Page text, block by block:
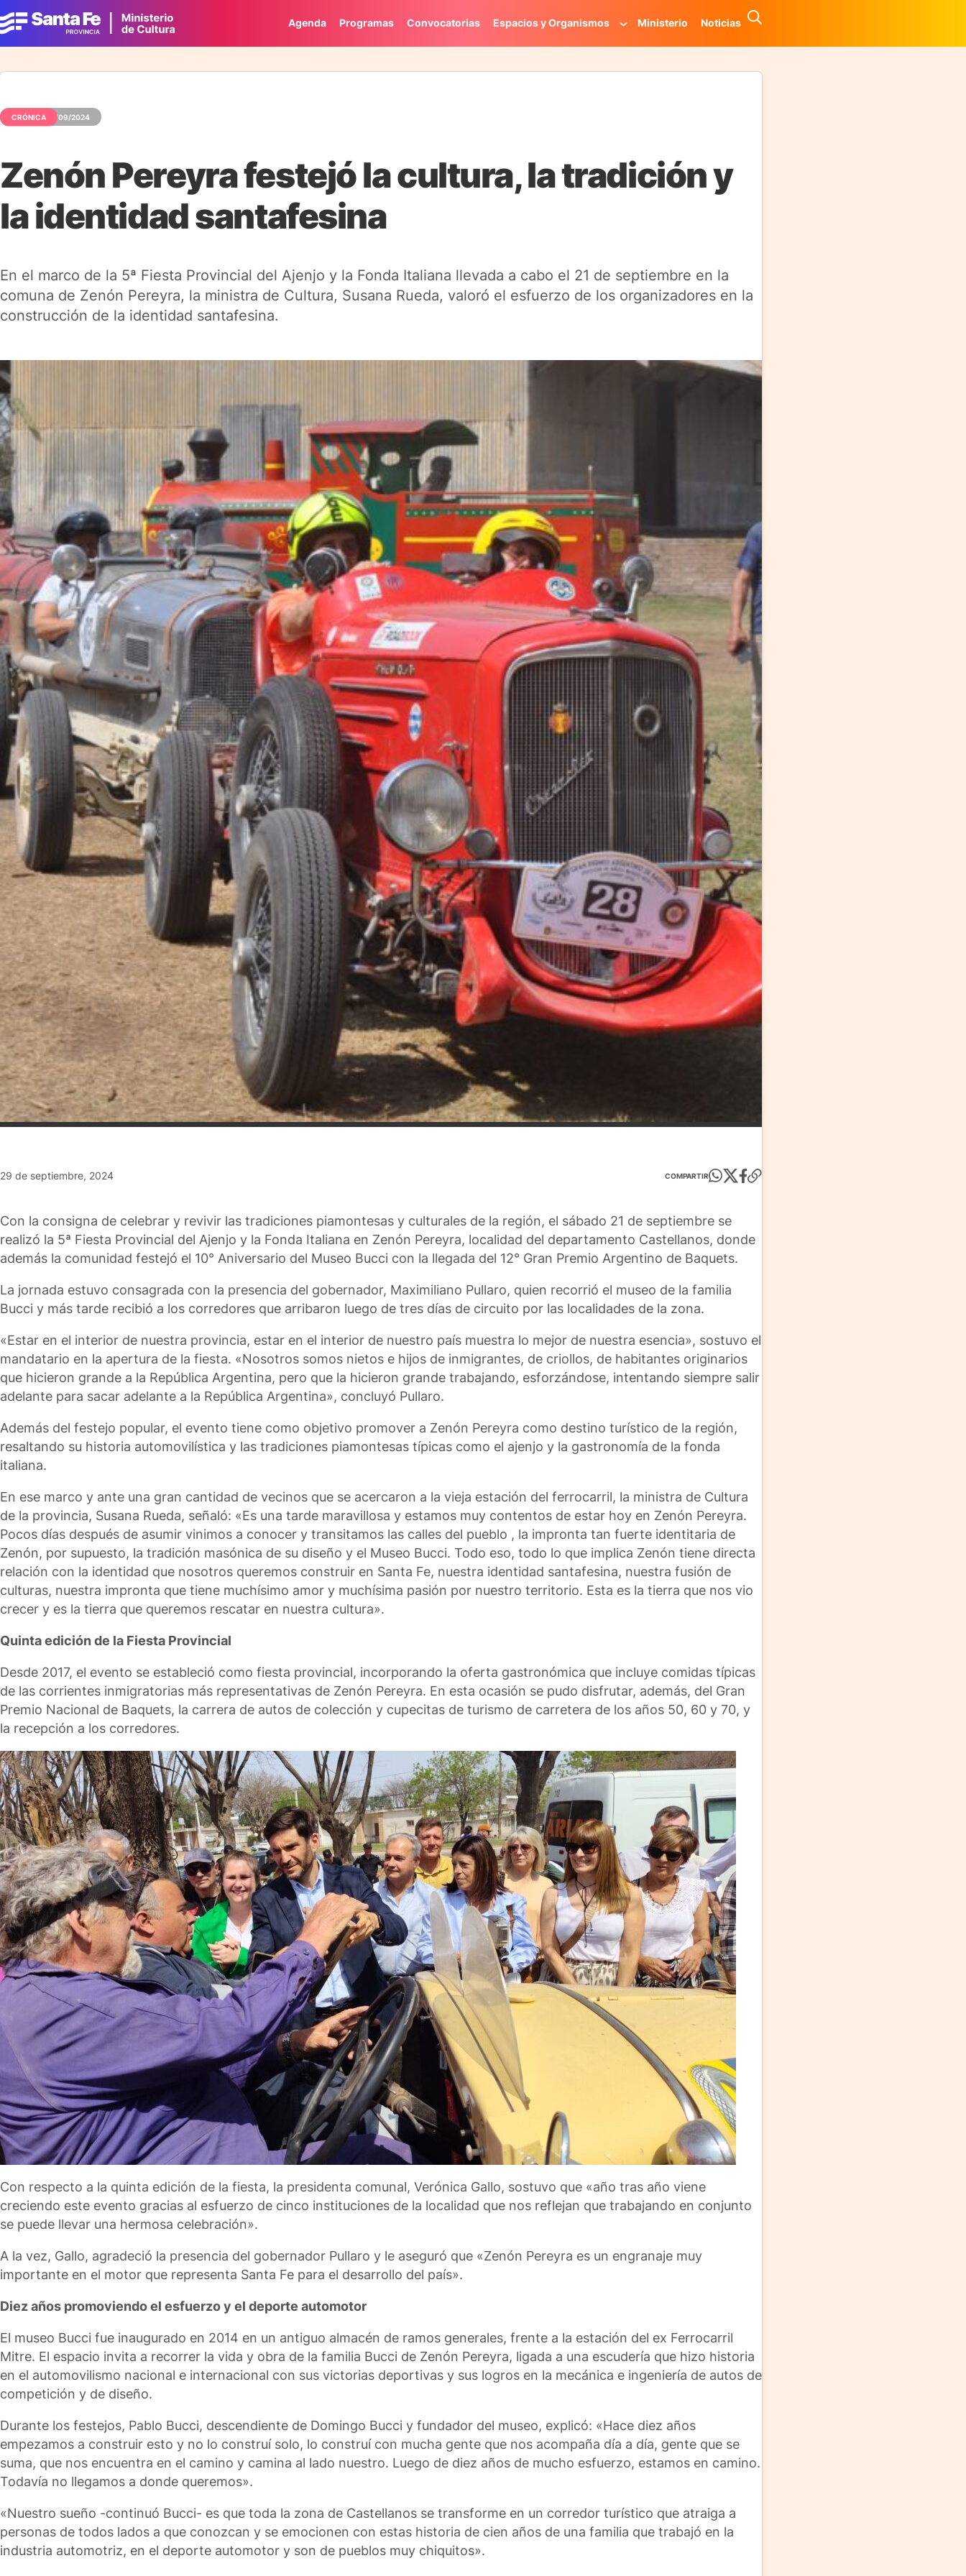
Agenda Programas Convocatorias Espacios y Organismos Ministerio Noticias
CRÓNICA 29/09/2024
Zenón Pereyra festejó la cultura, la tradición y
la identidad santafesina
En el marco de la 5ª Fiesta Provincial del Ajenjo y la Fonda Italiana llevada a cabo el 21 de septiembre en la
comuna de Zenón Pereyra, la ministra de Cultura, Susana Rueda, valoró el esfuerzo de los organizadores en la
construcción de la identidad santafesina.
29 de septiembre, 2024 COMPARTIR
Con la consigna de celebrar y revivir las tradiciones piamontesas y culturales de la región, el sábado 21 de septiembre se
realizó la 5ª Fiesta Provincial del Ajenjo y la Fonda Italiana en Zenón Pereyra, localidad del departamento Castellanos, donde
además la comunidad festejó el 10° Aniversario del Museo Bucci con la llegada del 12° Gran Premio Argentino de Baquets.
La jornada estuvo consagrada con la presencia del gobernador, Maximiliano Pullaro, quien recorrió el museo de la familia
Bucci y más tarde recibió a los corredores que arribaron luego de tres días de circuito por las localidades de la zona.
«Estar en el interior de nuestra provincia, estar en el interior de nuestro país muestra lo mejor de nuestra esencia», sostuvo el
mandatario en la apertura de la fiesta. «Nosotros somos nietos e hijos de inmigrantes, de criollos, de habitantes originarios
que hicieron grande a la República Argentina, pero que la hicieron grande trabajando, esforzándose, intentando siempre salir
adelante para sacar adelante a la República Argentina», concluyó Pullaro.
Además del festejo popular, el evento tiene como objetivo promover a Zenón Pereyra como destino turístico de la región,
resaltando su historia automovilística y las tradiciones piamontesas típicas como el ajenjo y la gastronomía de la fonda
italiana.
En ese marco y ante una gran cantidad de vecinos que se acercaron a la vieja estación del ferrocarril, la ministra de Cultura
de la provincia, Susana Rueda, señaló: «Es una tarde maravillosa y estamos muy contentos de estar hoy en Zenón Pereyra.
Pocos días después de asumir vinimos a conocer y transitamos las calles del pueblo , la impronta tan fuerte identitaria de
Zenón, por supuesto, la tradición masónica de su diseño y el Museo Bucci. Todo eso, todo lo que implica Zenón tiene directa
relación con la identidad que nosotros queremos construir en Santa Fe, nuestra identidad santafesina, nuestra fusión de
culturas, nuestra impronta que tiene muchísimo amor y muchísima pasión por nuestro territorio. Esta es la tierra que nos vio
crecer y es la tierra que queremos rescatar en nuestra cultura».
Quinta edición de la Fiesta Provincial
Desde 2017, el evento se estableció como fiesta provincial, incorporando la oferta gastronómica que incluye comidas típicas
de las corrientes inmigratorias más representativas de Zenón Pereyra. En esta ocasión se pudo disfrutar, además, del Gran
Premio Nacional de Baquets, la carrera de autos de colección y cupecitas de turismo de carretera de los años 50, 60 y 70, y
la recepción a los corredores.
Con respecto a la quinta edición de la fiesta, la presidenta comunal, Verónica Gallo, sostuvo que «año tras año viene
creciendo este evento gracias al esfuerzo de cinco instituciones de la localidad que nos reflejan que trabajando en conjunto
se puede llevar una hermosa celebración».
A la vez, Gallo, agradeció la presencia del gobernador Pullaro y le aseguró que «Zenón Pereyra es un engranaje muy
importante en el motor que representa Santa Fe para el desarrollo del país».
Diez años promoviendo el esfuerzo y el deporte automotor
El museo Bucci fue inaugurado en 2014 en un antiguo almacén de ramos generales, frente a la estación del ex Ferrocarril
Mitre. El espacio invita a recorrer la vida y obra de la familia Bucci de Zenón Pereyra, ligada a una escudería que hizo historia
en el automovilismo nacional e internacional con sus victorias deportivas y sus logros en la mecánica e ingeniería de autos de
competición y de diseño.
Durante los festejos, Pablo Bucci, descendiente de Domingo Bucci y fundador del museo, explicó: «Hace diez años
empezamos a construir esto y no lo construí solo, lo construí con mucha gente que nos acompaña día a día, gente que se
suma, que nos encuentra en el camino y camina al lado nuestro. Luego de diez años de mucho esfuerzo, estamos en camino.
Todavía no llegamos a donde queremos».
«Nuestro sueño -continuó Bucci- es que toda la zona de Castellanos se transforme en un corredor turístico que atraiga a
personas de todos lados a que conozcan y se emocionen con estas historia de cien años de una familia que trabajó en la
industria automotriz, en el deporte automotor y son de pueblos muy chiquitos».